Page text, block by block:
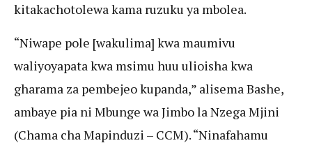
kitakachotolewa kama ruzuku ya mbolea.
“Niwape pole [wakulima] kwa maumivu
waliyoyapata kwa msimu huu ulioisha kwa
gharama za pembejeo kupanda,” alisema Bashe,
ambaye pia ni Mbunge wa Jimbo la Nzega Mjini
(Chama cha Mapinduzi – CCM). “Ninafahamu